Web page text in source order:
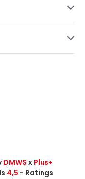
DMWS x Plus+
4,5 - Ratings